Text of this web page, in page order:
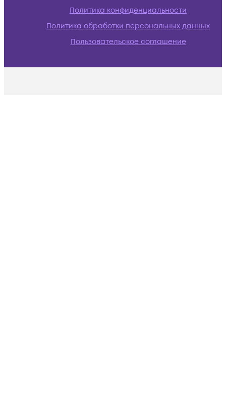
Политика конфиденциальности
Политика обработки персональных данных
Пользовательское соглашение